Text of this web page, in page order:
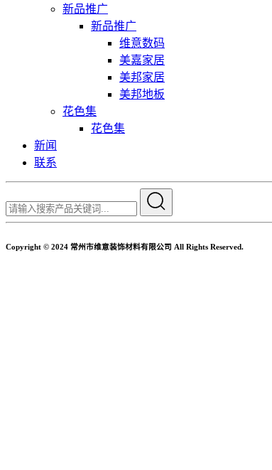
新品推广
新品推广
维意数码
美嘉家居
美邦家居
美邦地板
花色集
花色集
新闻
联系
Copyright © 2024 常州市维意装饰材料有限公司 All Rights Reserved.